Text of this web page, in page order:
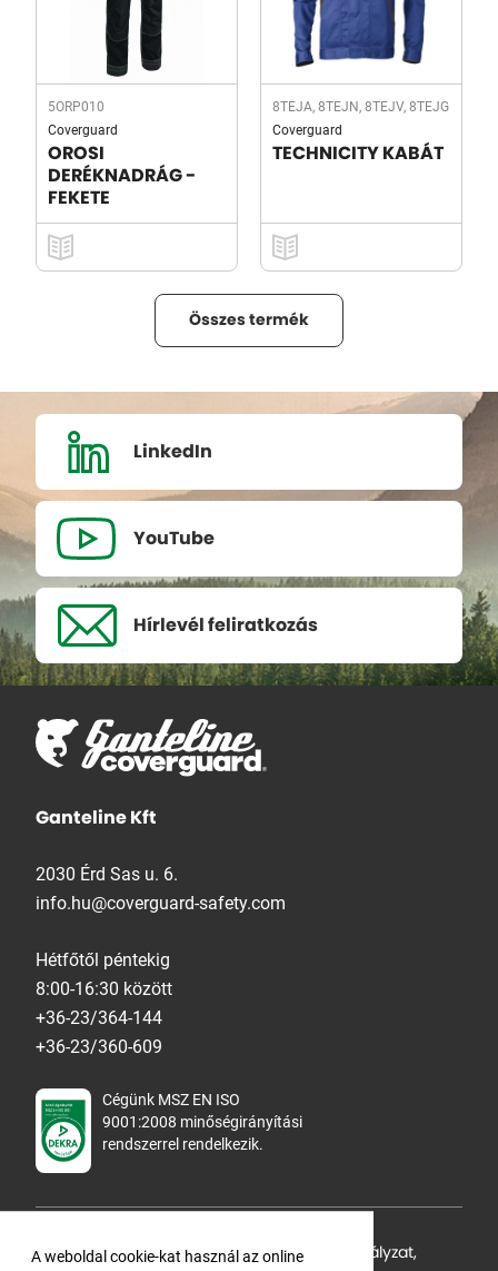
A weboldal cookie-kat használ az online
5ORP010
Coverguard
OROSI
DERÉKNADRÁG -
FEKETE
8TEJA, 8TEJN, 8TEJV, 8TEJG
Coverguard
TECHNICITY KABÁT
Összes termék
LinkedIn
YouTube
Hírlevél feliratkozás
Ganteline Kft
2030 Érd Sas u. 6.
info.hu@coverguard-safety.com
Hétfőtől péntekig
8:00-16:30 között
+36-23/364-144
+36-23/360-609
Cégünk MSZ EN ISO
9001:2008 minőségirányítási
rendszerrel rendelkezik.
Adatvédelmi tájékoztató,Cookie Szabályzat,